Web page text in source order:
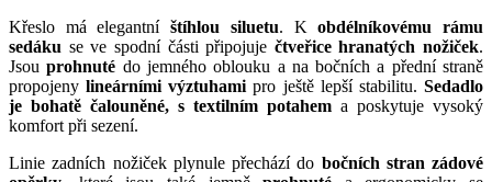
Křeslo má elegantníštíhlou siluetu. Kobdélníkovému rámu
sedáku se ve spodní části připojuje čtveřice hranatých nožiček.
Jsouprohnuté do jemného oblouku a na bočních a přední straně
propojenylineárními výztuhami pro ještě lepší stabilitu. Sedadlo
je bohatě čalouněné, s textilním potahem a poskytuje vysoký
komfort při sezení.
Linie zadních nožiček plynule přechází do bočních stran zádové